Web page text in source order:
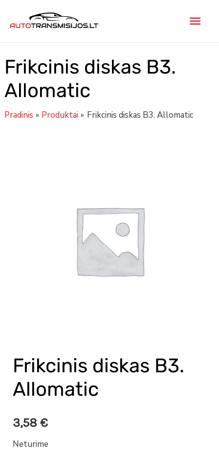
prie
Frikcinis diskas B3.
Allomatic
Pradinis Produktai Frikcinis diskas B3. Allomatic
Frikcinis diskas B3.
Allomatic
3,58€
Neturime